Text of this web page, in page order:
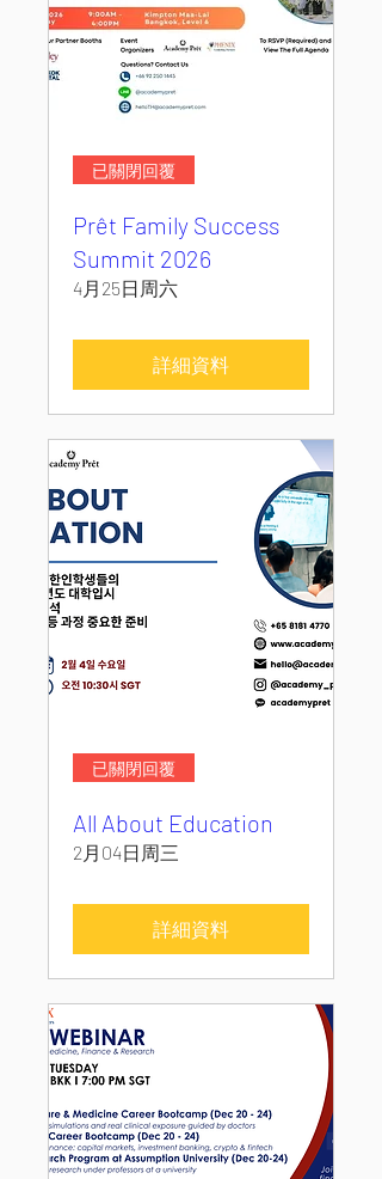
已關閉回覆
Prêt Family Success
Summit 2026
4月25日周六
詳細資料
已關閉回覆
All About Education
2月04日周三
詳細資料